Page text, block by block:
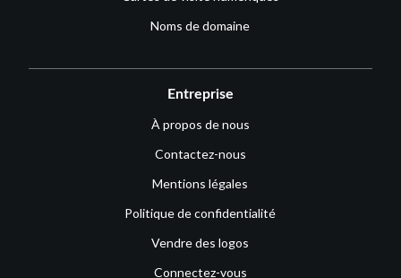
Noms de domaine
Entreprise
À propos de nous
Contactez-nous
Mentions légales
Politique de confidentialité
Vendre des logos
Connectez-vous